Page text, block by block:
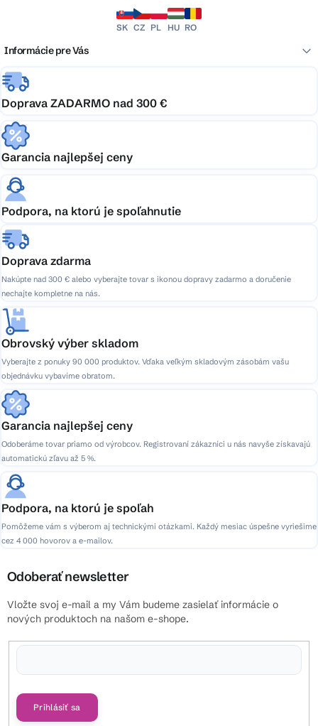
SK CZ PL HU RO
Informácie pre Vás
Doprava ZADARMO nad 300 €
Garancia najlepšej ceny
Podpora, na ktorú je spoľahnutie
Doprava zdarma
Nakúpte nad 300 € alebo vyberajte tovar s ikonou dopravy zadarmo a doručenie
nechajte kompletne na nás.
Obrovský výber skladom
Vyberajte z ponuky 90 000 produktov. Vďaka veľkým skladovým zásobám vašu
objednávku vybavíme obratom.
Garancia najlepšej ceny
Odoberáme tovar priamo od výrobcov. Registrovaní zákazníci u nás navyše získavajú
automatickú zľavu až 5 %.
Podpora, na ktorú je spoľah
Pomôžeme vám s výberom aj technickými otázkami. Každý mesiac úspešne vyriešime
cez 4 000 hovorov a e-mailov.
Odoberať newsletter
Vložte svoj e-mail a my Vám budeme zasielať informácie o
nových produktoch na našom e-shope.
Prihlásiť sa